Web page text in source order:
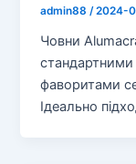
admin88/2024-
Човни
фаворитами
Ідеально